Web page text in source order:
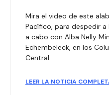
Mira el video de este
Pacífico, para despedir
a cabo con Alba Nelly
Echembeleck, en los
Central.
LEER LA NOTICIA